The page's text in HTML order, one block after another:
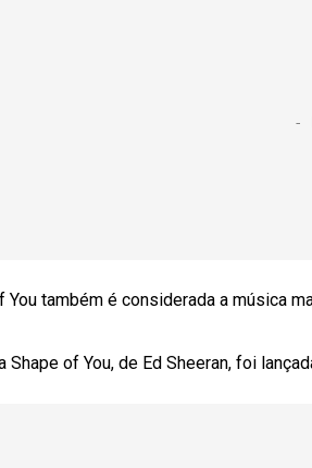
You também é considerada a música
Shape of You, de Ed Sheeran, foi